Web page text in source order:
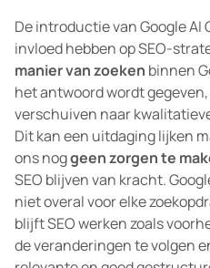
De introductie van Google AI
invloed hebben op SEO-
manier van zoeken binnen
het antwoord wordt
verschuiven naar
Dit kan een uitdaging lijken
ons noggeen zorgen te
SEO blijven van kracht.
niet overal voor elke
blijft SEO werken zoals
de veranderingen te volgen